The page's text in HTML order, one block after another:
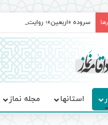
سروده‌ «اربعین»؛ روایت
استانها مجله نماز